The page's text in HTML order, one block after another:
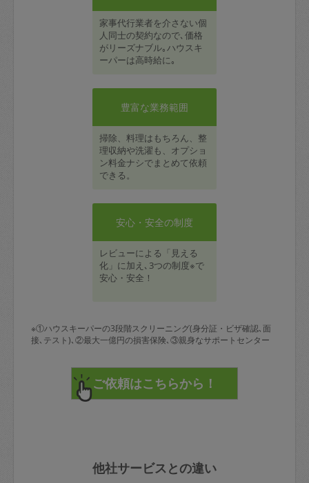
家事代行業者を介さない個
人同士の契約なので､価格
がリーズナブル｡ハウスキ
ーパーは高時給に｡
豊富な業務範囲
掃除、料理はもちろん、整
理収納や洗濯も、オプショ
ン料金ナシでまとめて依頼
できる。
安心・安全の制度
レビューによる「見える
化」に加え､3つの制度※で
安心・安全！
※①ハウスキーパーの3段階スクリーニング(身分証・ビザ確認､面
接､テスト)､②最大一億円の損害保険､③親身なサポートセンター
他社サービスとの違い